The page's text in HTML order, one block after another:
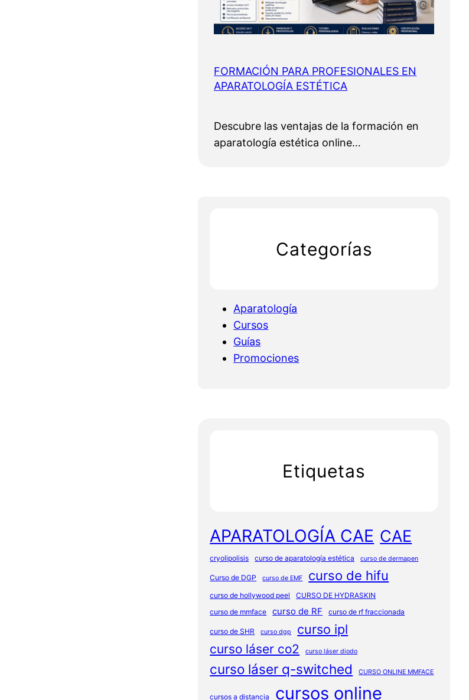
FORMACIÓN PARA PROFESIONALES EN
APARATOLOGÍA ESTÉTICA
Descubre las ventajas de la formación en
aparatología estética online…
Categorías
Aparatología
Cursos
Guías
Promociones
Etiquetas
APARATOLOGÍA CAE CAE
cryolipolisis curso de aparatología estética curso de dermapen
Curso de DGP curso de EMF curso de hifu
curso de hollywood peel
CURSO DE HYDRASKIN
curso de mmface
curso de RF curso de rf fraccionada
curso de SHR curso dgp curso ipl
curso láser co2 curso láser diodo
curso láser q-switched CURSO ONLINE MMFACE
cursos a distancia cursos online